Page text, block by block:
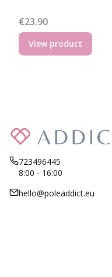
Price
€23.90
View product
723496445
8:00 - 16:00
hello@poleaddict.eu